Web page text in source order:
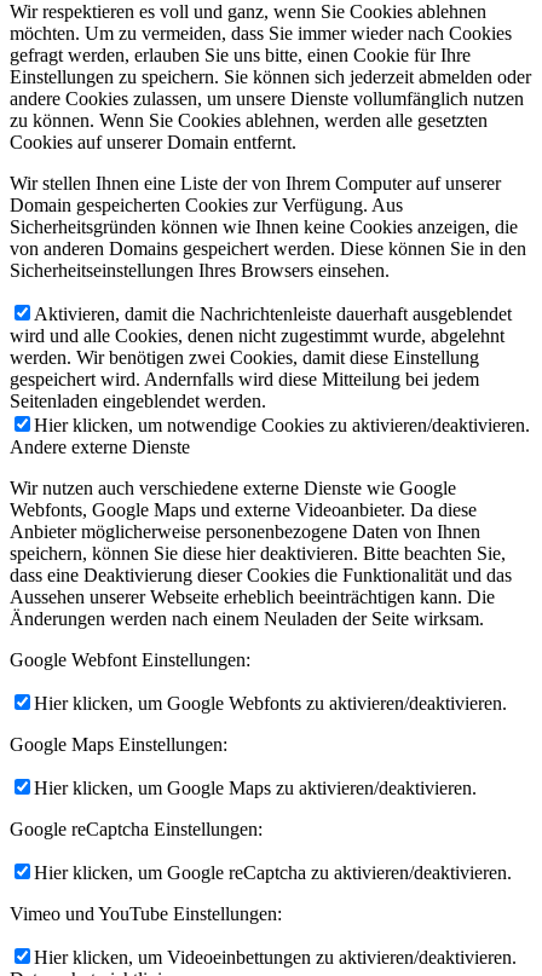
Wir respektieren es voll und ganz, wenn Sie Cookies ablehnen
möchten. Um zu vermeiden, dass Sie immer wieder nach Cookies
gefragt werden, erlauben Sie uns bitte, einen Cookie für Ihre
Einstellungen zu speichern. Sie können sich jederzeit abmelden oder
andere Cookies zulassen, um unsere Dienste vollumfänglich nutzen
zu können. Wenn Sie Cookies ablehnen, werden alle gesetzten
Cookies auf unserer Domain entfernt.
Wir stellen Ihnen eine Liste der von Ihrem Computer auf unserer
Domain gespeicherten Cookies zur Verfügung. Aus
Sicherheitsgründen können wie Ihnen keine Cookies anzeigen, die
von anderen Domains gespeichert werden. Diese können Sie in den
Sicherheitseinstellungen Ihres Browsers einsehen.
Aktivieren, damit die Nachrichtenleiste dauerhaft ausgeblendet
wird und alle Cookies, denen nicht zugestimmt wurde, abgelehnt
werden. Wir benötigen zwei Cookies, damit diese Einstellung
gespeichert wird. Andernfalls wird diese Mitteilung bei jedem
Seitenladen eingeblendet werden.
Hier klicken, um notwendige Cookies zu aktivieren/deaktivieren.
Andere externe Dienste
Wir nutzen auch verschiedene externe Dienste wie Google
Webfonts, Google Maps und externe Videoanbieter. Da diese
Anbieter möglicherweise personenbezogene Daten von Ihnen
speichern, können Sie diese hier deaktivieren. Bitte beachten Sie,
dass eine Deaktivierung dieser Cookies die Funktionalität und das
Aussehen unserer Webseite erheblich beeinträchtigen kann. Die
Änderungen werden nach einem Neuladen der Seite wirksam.
Google Webfont Einstellungen:
Hier klicken, um Google Webfonts zu aktivieren/deaktivieren.
Google Maps Einstellungen:
Hier klicken, um Google Maps zu aktivieren/deaktivieren.
Google reCaptcha Einstellungen:
Hier klicken, um Google reCaptcha zu aktivieren/deaktivieren.
Vimeo und YouTube Einstellungen:
Hier klicken, um Videoeinbettungen zu aktivieren/deaktivieren.